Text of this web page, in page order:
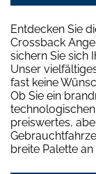
Entdecken Sie
Crossback
sichern Sie sich
Unser
fast keine
Ob Sie ein
preiswertes,
breite Palette an